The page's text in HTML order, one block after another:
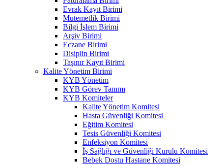
Evrak Kayıt Birimi
Mutemetlik Birimi
Bilgi İşlem Birimi
Arşiv Birimi
Eczane Birimi
Disiplin Birimi
Taşınır Kayıt Birimi
Kalite Yönetim Birimi
KYB Yönetim
KYB Görev Tanımı
KYB Komiteler
Kalite Yönetim Komitesi
Hasta Güvenliği Komitesi
Eğitim Komitesi
Tesis Güvenliği Komitesi
Enfeksiyon Komitesi
İş Sağlığı ve Güvenliği Kurulu Komitesi
Bebek Dostu Hastane Komitesi